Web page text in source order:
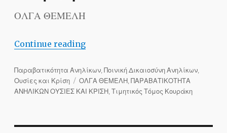
ΟΛΓΑ ΘΕΜΕΛΗ
Continue reading“Η προανάκριση των σεξουαλικά
Categories
Παραβατικότητα Ανηλίκων, Ποινική Δικαιοσύνη Ανηλίκων,
Ουσίες και Κρίση
Tags
ΟΛΓΑ ΘΕΜΕΛΗ, ΠΑΡΑΒΑΤΙΚΟΤΗΤΑ
ΑΝΗΛΙΚΩΝ ΟΥΣΙΕΣ ΚΑΙ ΚΡΙΣΗ, Τιμητικός Τόμος Κουράκη